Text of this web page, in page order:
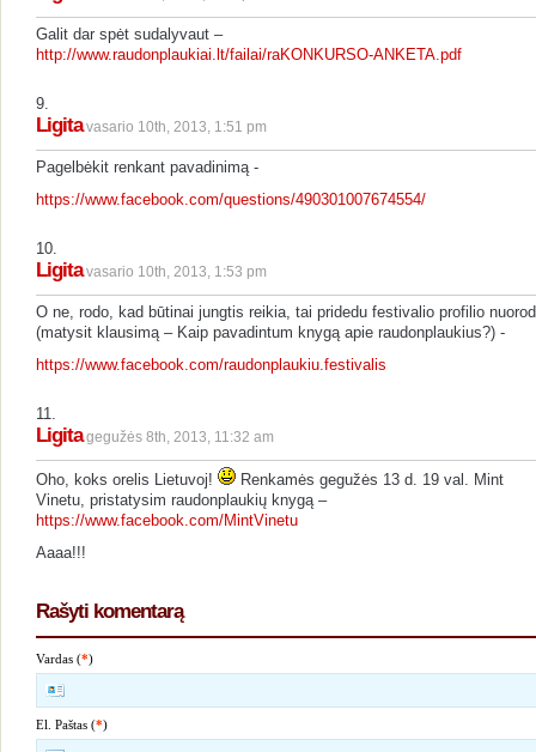
Galit dar spėt sudalyvaut –
http://www.raudonplaukiai.lt/failai/raKONKURSO-ANKETA.pdf
9.
Ligita vasario 10th, 2013, 1:51 pm
Pagelbėkit renkant pavadinimą -
https://www.facebook.com/questions/490301007674554/
10.
Ligita vasario 10th, 2013, 1:53 pm
O ne, rodo, kad būtinai jungtis reikia, tai pridedu festivalio profilio
(matysit klausimą – Kaip pavadintum knygą apie raudonplaukius?) -
https://www.facebook.com/raudonplaukiu.festivalis
11.
Ligita gegužės 8th, 2013, 11:32 am
Oho, koks orelis Lietuvoj!
Renkamės gegužės 13 d. 19 val. Mint
Vinetu, pristatysim raudonplaukių knygą –
https://www.facebook.com/MintVinetu
Aaaa!!!
Rašyti komentarą
Vardas (*)
El. Paštas (*)